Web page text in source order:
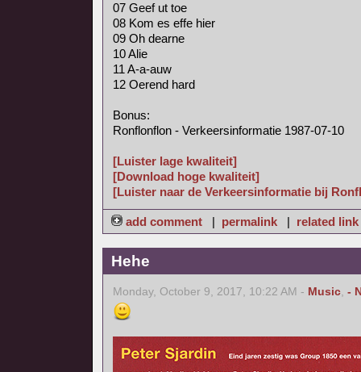
07 Geef ut toe
08 Kom es effe hier
09 Oh dearne
10 Alie
11 A-a-auw
12 Oerend hard
Bonus:
Ronflonflon - Verkeersinformatie 1987-07-10
[Luister lage kwaliteit]
[Download hoge kwaliteit]
[Luister naar de Verkeersinformatie bij
add comment | permalink | related link
Hehe
Monday, October 9, 2017, 10:22 AM - Music, -